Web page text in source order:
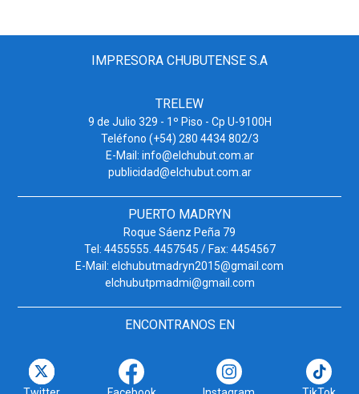
IMPRESORA CHUBUTENSE S.A
TRELEW
9 de Julio 329 - 1º Piso - Cp U-9100H
Teléfono (+54) 280 4434 802/3
E-Mail: info@elchubut.com.ar
publicidad@elchubut.com.ar
PUERTO MADRYN
Roque Sáenz Peña 79
Tel: 4455555. 4457545 / Fax: 4454567
E-Mail: elchubutmadryn2015@gmail.com
elchubutpmadmi@gmail.com
ENCONTRANOS EN